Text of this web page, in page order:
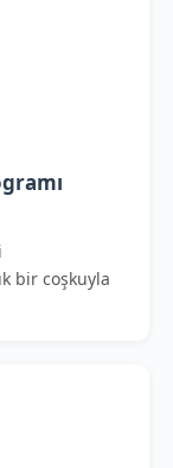
bir coşkuyla